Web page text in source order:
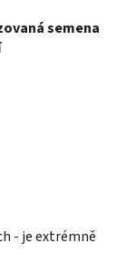
semena
- je extrémně